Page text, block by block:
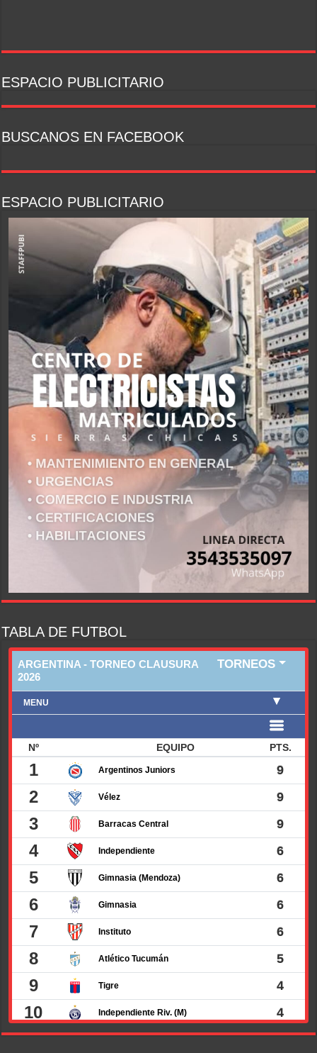
ESPACIO PUBLICITARIO
BUSCANOS EN FACEBOOK
ESPACIO PUBLICITARIO
TABLA DE FUTBOL